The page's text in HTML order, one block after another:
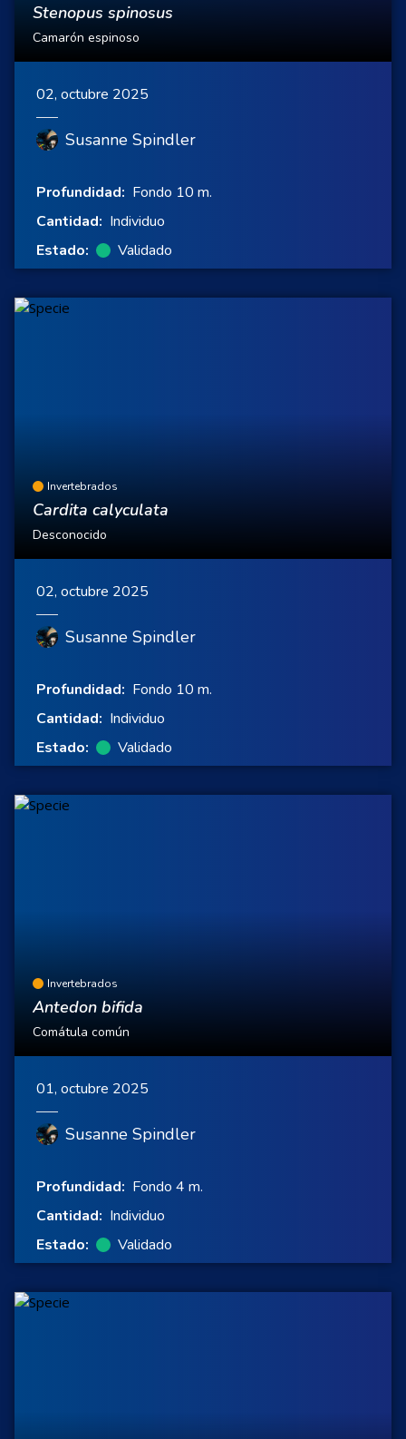
Stenopus spinosus
Camarón espinoso
02, octubre 2025
Susanne Spindler
Profundidad: Fondo 10 m.
Cantidad: Individuo
Estado:
Validado
Invertebrados
Cardita calyculata
Desconocido
02, octubre 2025
Susanne Spindler
Profundidad: Fondo 10 m.
Cantidad: Individuo
Estado:
Validado
Invertebrados
Antedon bifida
Comátula común
01, octubre 2025
Susanne Spindler
Profundidad: Fondo 4 m.
Cantidad: Individuo
Estado:
Validado